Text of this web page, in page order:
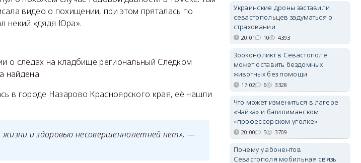
видео о похищении, при этом пряталась по
некий «дядя Юра».
о следах на кладбище региональный Следком
найдена.
в городе Назарово Красноярского края, её нашли
и здоровью несовершеннолетней нет», —
Украинские дроны заставили
севастопольцев задуматься о
страховании
20:01 10 4393
Зооконфликт в Севастополе
может оставить бездомных
животных без помощи
17:02 6 3328
Что может измениться в лагере
«Чайка» и батилиманском
«профессорском уголке»
20:00 5 3709
Почему у абонентов
Севастополя мобильная связь